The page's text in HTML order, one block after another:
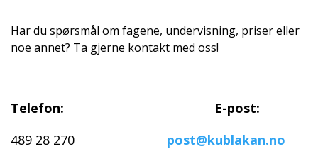
Har du spørsmål om fagene, undervisning, priser eller
noe annet? Ta gjerne kontakt med oss!
Telefon:
489 28 270
E-post:
post@kublakan.no